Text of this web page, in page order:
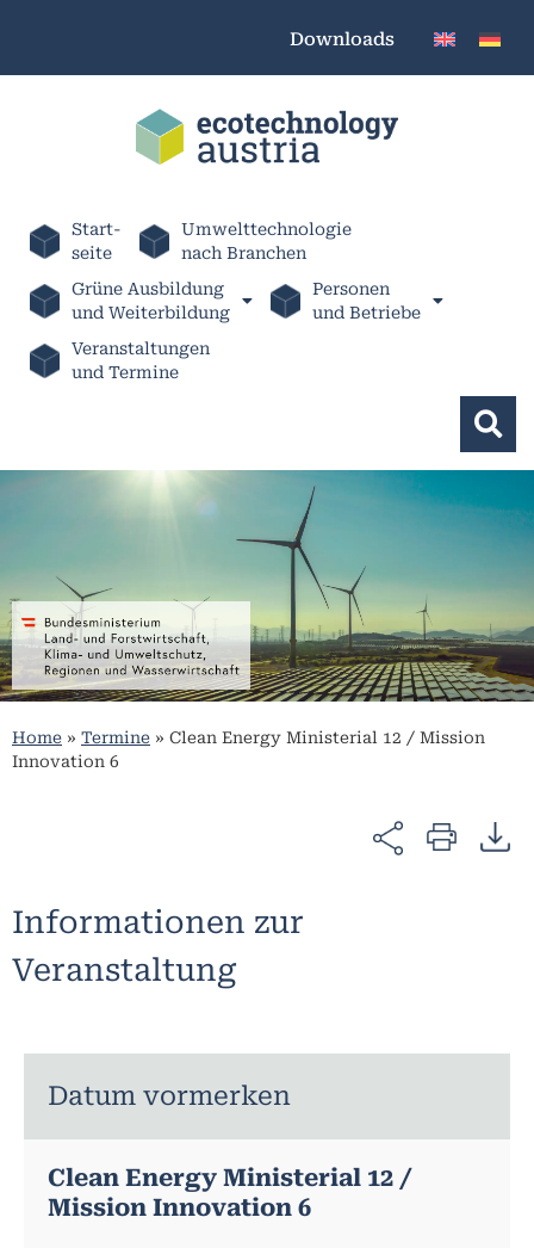
Downloads
Start-
seite
Umwelttechnologie
nach Branchen
Grüne Ausbildung
und Weiterbildung
Personen
und Betriebe
Veranstaltungen
und Termine
Home » Termine » Clean Energy Ministerial 12 / Mission
Innovation 6
Informationen zur
Veranstaltung
Datum vormerken
Clean Energy Ministerial 12 /
Mission Innovation 6